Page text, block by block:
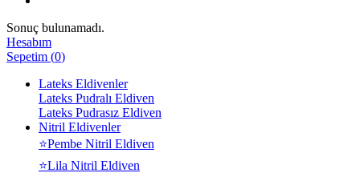
Sonuç bulunamadı.
Hesabım
Sepetim (0)
Lateks Eldivenler
Lateks Pudralı Eldiven
Lateks Pudrasız Eldiven
Nitril Eldivenler
⭐Pembe Nitril Eldiven
⭐Lila Nitril Eldiven